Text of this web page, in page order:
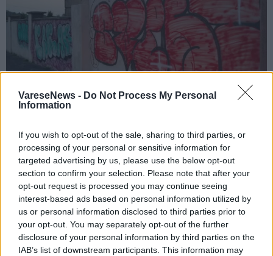
VareseNews - Do Not Process My Personal
Information
If you wish to opt-out of the sale, sharing to third parties, or
processing of your personal or sensitive information for
targeted advertising by us, please use the below opt-out
section to confirm your selection. Please note that after your
opt-out request is processed you may continue seeing
interest-based ads based on personal information utilized by
us or personal information disclosed to third parties prior to
your opt-out. You may separately opt-out of the further
disclosure of your personal information by third parties on the
IAB’s list of downstream participants. This information may
COCQUIO TREVISAGO
Graffito sul muro del cimitero di Cocquio
Trevisago, “colpita la memoria della
nostra comunità”